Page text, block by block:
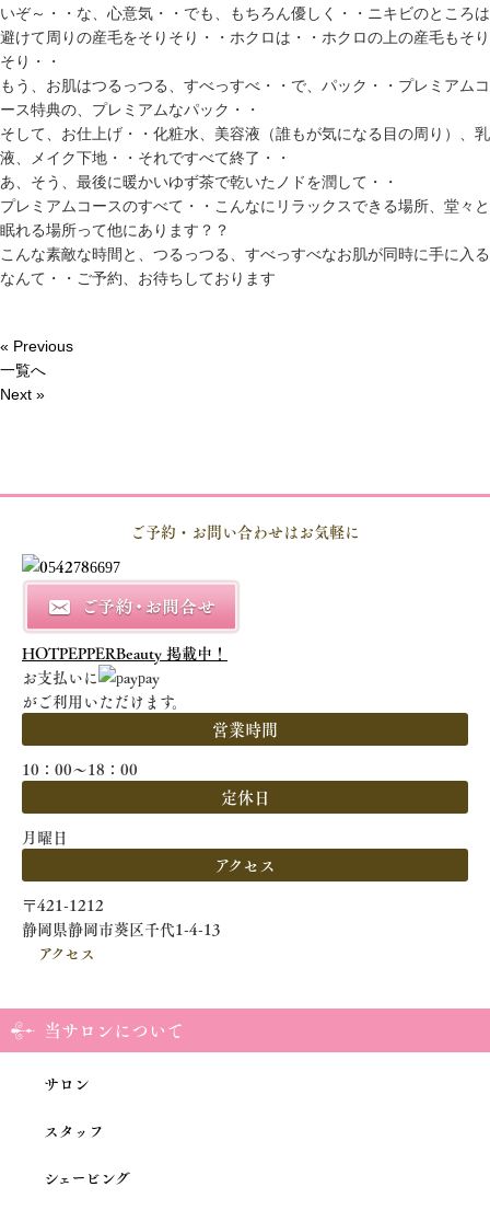
いぞ～・・な、心意気・・でも、もちろん優しく・・ニキビのところは
避けて周りの産毛をそりそり・・ホクロは・・ホクロの上の産毛もそり
そり・・
もう、お肌はつるっつる、すべっすべ・・で、パック・・プレミアムコ
ース特典の、プレミアムなパック・・
そして、お仕上げ・・化粧水、美容液（誰もが気になる目の周り）、乳
液、メイク下地・・それですべて終了・・
あ、そう、最後に暖かいゆず茶で乾いたノドを潤して・・
プレミアムコースのすべて・・こんなにリラックスできる場所、堂々と
眠れる場所って他にあります？？
こんな素敵な時間と、つるっつる、すべっすべなお肌が同時に手に入る
なんて・・ご予約、お待ちしております
« Previous
一覧へ
Next »
ご予約・お問い合わせはお気軽に
HOTPEPPERBeauty 掲載中！
お支払いに
がご利用いただけます。
営業時間
10：00～18：00
定休日
月曜日
アクセス
〒421-1212
静岡県静岡市葵区千代1-4-13
アクセス
当サロンについて
サロン
スタッフ
シェービング